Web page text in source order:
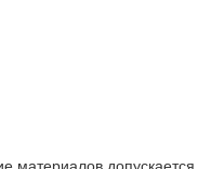
материалов допускается